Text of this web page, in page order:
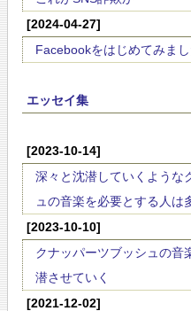
[2024-04-27]
Facebookをはじめてみまし
エッセイ集
[2023-10-14]
深々と沈潜していくような
ュの音楽を必要とする人は
[2023-10-10]
クナッパーツブッシュの音
潜させていく
[2021-12-02]